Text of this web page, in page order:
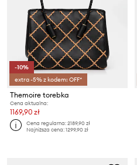
-10%
extra -5% z kodem: OFF*
Themoire torebka
Cena aktualna:
1169,90 zł
Cena regularna:2189,90 zł
Najniższa cena:1299,90 zł